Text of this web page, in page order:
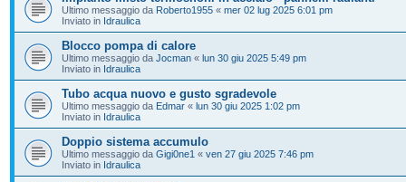
Ultimo messaggio da Roberto1955 « mer 02 lug 2025 6:01 pm
Inviato in Idraulica
Blocco pompa di calore
Ultimo messaggio da Jocman « lun 30 giu 2025 5:49 pm
Inviato in Idraulica
Tubo acqua nuovo e gusto sgradevole
Ultimo messaggio da Edmar « lun 30 giu 2025 1:02 pm
Inviato in Idraulica
Doppio sistema accumulo
Ultimo messaggio da Gigi0ne1 « ven 27 giu 2025 7:46 pm
Inviato in Idraulica